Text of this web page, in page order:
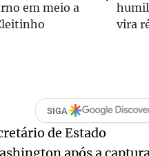
em meio a
vira
SIGA
de Estado